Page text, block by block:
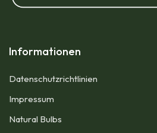
Informationen
Datenschutzrichtlinien
Impressum​
Natural Bulbs